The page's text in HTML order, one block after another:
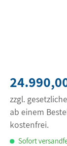
zzgl.
ab einem
kostenfrei.
Sofort